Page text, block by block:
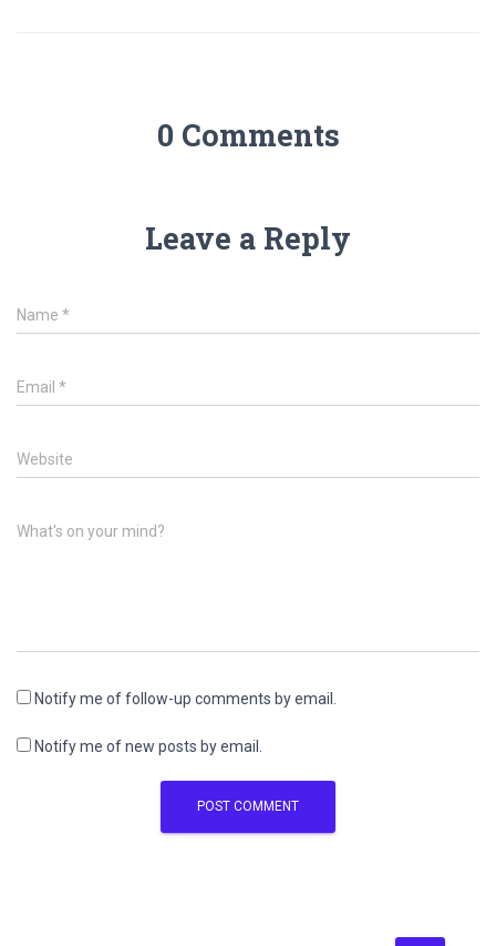
0 Comments
Leave a Reply
Name *
Email *
Website
What's on your mind?
Notify me of follow-up comments by email.
Notify me of new posts by email.